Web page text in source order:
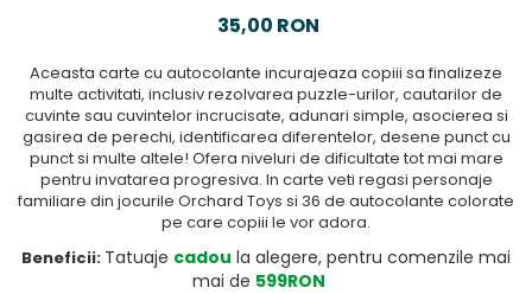
35,00 RON
Aceasta carte cu autocolante incurajeaza copiii sa finalizeze
multe activitati, inclusiv rezolvarea puzzle-urilor, cautarilor de
cuvinte sau cuvintelor incrucisate, adunari simple, asocierea si
gasirea de perechi, identificarea diferentelor, desene punct cu
punct si multe altele! Ofera niveluri de dificultate tot mai mare
pentru invatarea progresiva. In carte veti regasi personaje
familiare din jocurile Orchard Toys si 36 de autocolante colorate
pe care copiii le vor adora.
Beneficii: Tatuaje cadou la alegere, pentru comenzile mai
mai de 599RON